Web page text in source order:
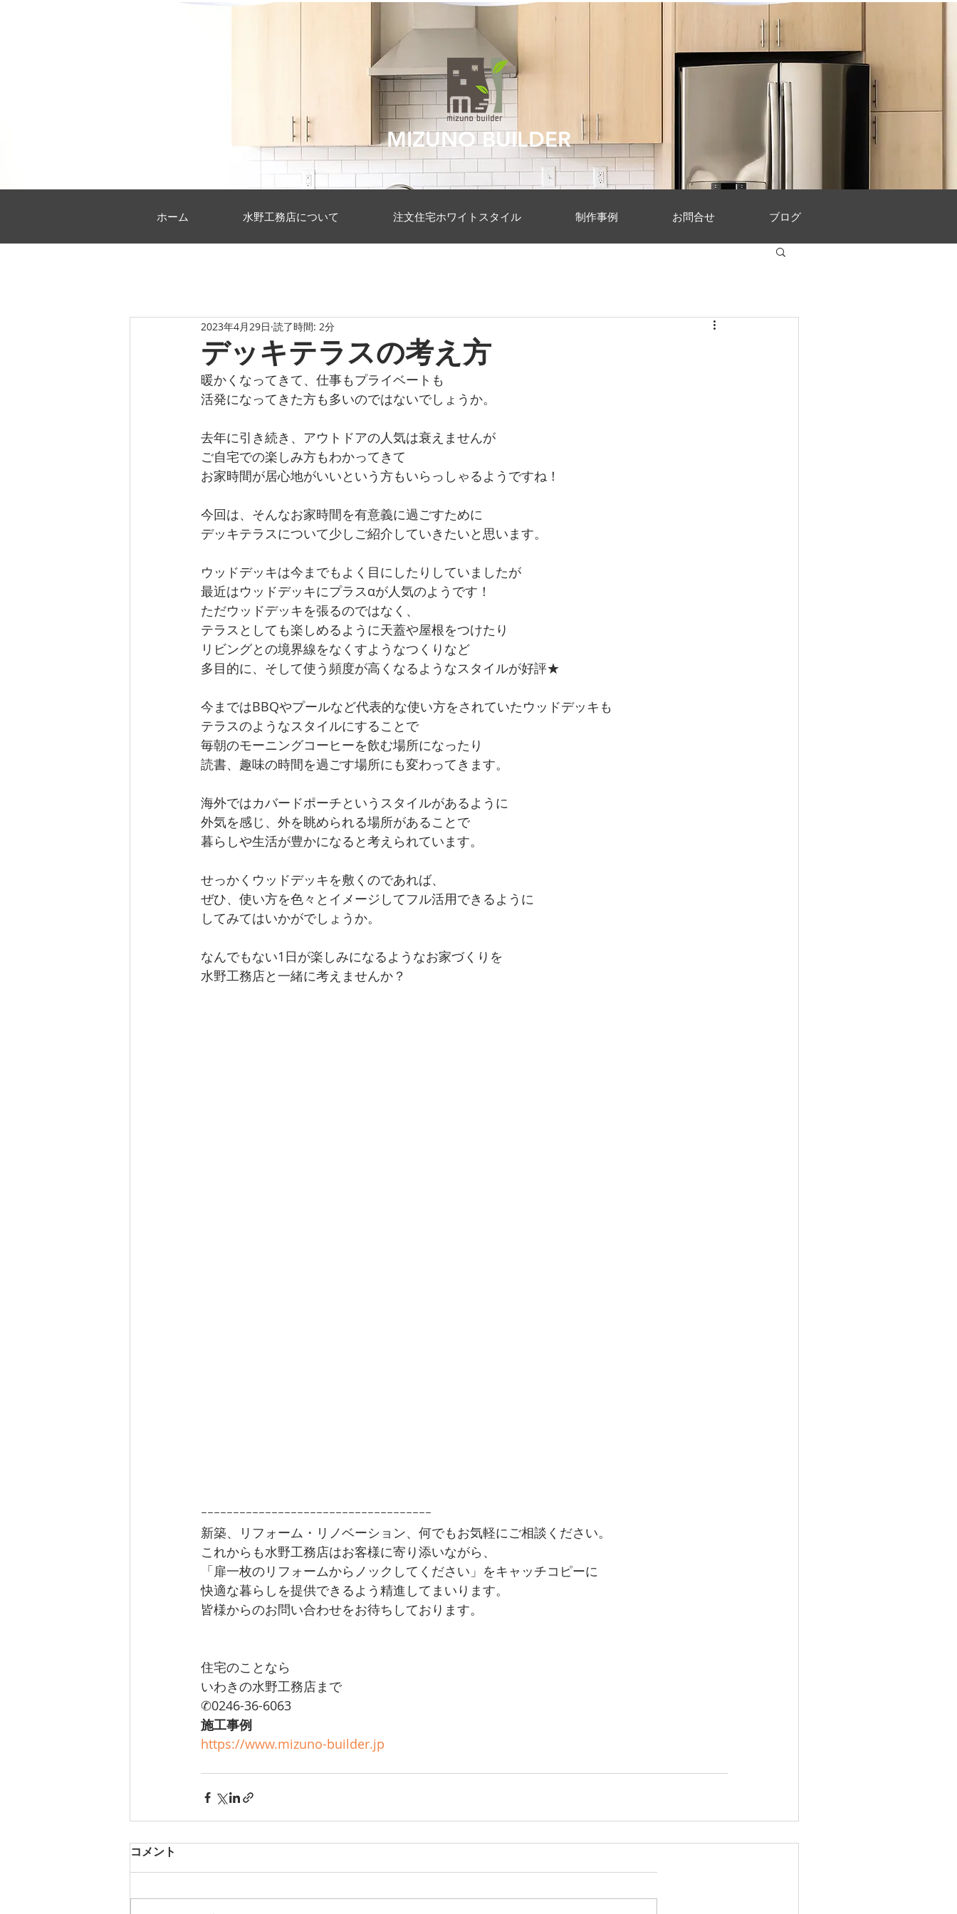
デッキテラスの考え方
2023年4月29日 読了時間: 2分
暖かくなってきて、仕事もプライベートも
活発になってきた方も多いのではないでしょうか。
去年に引き続き、アウトドアの人気は衰えませんが
ご自宅での楽しみ方もわかってきて
お家時間が居心地がいいという方もいらっしゃるようですね！
今回は、そんなお家時間を有意義に過ごすために
デッキテラスについて少しご紹介していきたいと思います。
ウッドデッキは今までもよく目にしたりしていましたが
最近はウッドデッキにプラスαが人気のようです！
ただウッドデッキを張るのではなく、
テラスとしても楽しめるように天蓋や屋根をつけたり
リビングとの境界線をなくすようなつくりなど
多目的に、そして使う頻度が高くなるようなスタイルが好評★
今まではBBQやプールなど代表的な使い方をされていたウッドデッキも
テラスのようなスタイルにすることで
毎朝のモーニングコーヒーを飲む場所になったり
読書、趣味の時間を過ごす場所にも変わってきます。
海外ではカバードポーチというスタイルがあるように
外気を感じ、外を眺められる場所があることで
暮らしや生活が豊かになると考えられています。
せっかくウッドデッキを敷くのであれば、
ぜひ、使い方を色々とイメージしてフル活用できるように
してみてはいかがでしょうか。
なんでもない1日が楽しみになるようなお家づくりを
水野工務店と一緒に考えませんか？
ｰｰｰｰｰｰｰｰｰｰｰｰｰｰｰｰｰｰｰｰｰｰｰｰｰｰｰｰｰｰｰｰｰｰｰｰ
新築、リフォーム・リノベーション、何でもお気軽にご相談ください。
これからも水野工務店はお客様に寄り添いながら、
「扉一枚のリフォームからノックしてください」をキャッチコピーに
快適な暮らしを提供できるよう精進してまいります。
皆様からのお問い合わせをお待ちしております。
住宅のことなら
いわきの水野工務店まで
✆0246-36-6063
施工事例
https://www.mizuno-builder.jp
コメント
ホーム 水野工務店について 注文住宅ホワイトスタイル 制作事例 お問合せ ブログ
MIZUNO BUILDER